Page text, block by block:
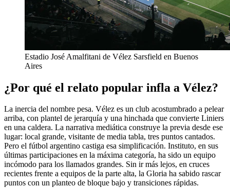
Estadio José Amalfitani de Vélez Sarsfield en Buenos
Aires
¿Por qué el relato popular infla a Vélez?
La inercia del nombre pesa. Vélez es un club acostumbrado a pelear
arriba, con plantel de jerarquía y una hinchada que convierte Liniers
en una caldera. La narrativa mediática construye la previa desde ese
lugar: local grande, visitante de media tabla, tres puntos cantados.
Pero el fútbol argentino castiga esa simplificación. Instituto, en sus
últimas participaciones en la máxima categoría, ha sido un equipo
incómodo para los llamados grandes. Sin ir más lejos, en cruces
recientes frente a equipos de la parte alta, la Gloria ha sabido rascar
puntos con un planteo de bloque bajo y transiciones rápidas.